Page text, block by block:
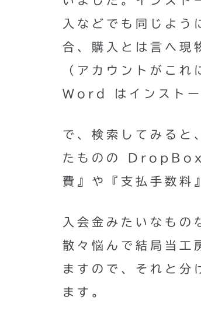
入などでも同じよ
合、購入とは言へ現
（アカウントがこ
Word はインストー
で、検索してみる
たものの DropBox
費』や『支払手数料
入会金みたいなもの
散々悩んで結局当工
ますので、それと分
ます。